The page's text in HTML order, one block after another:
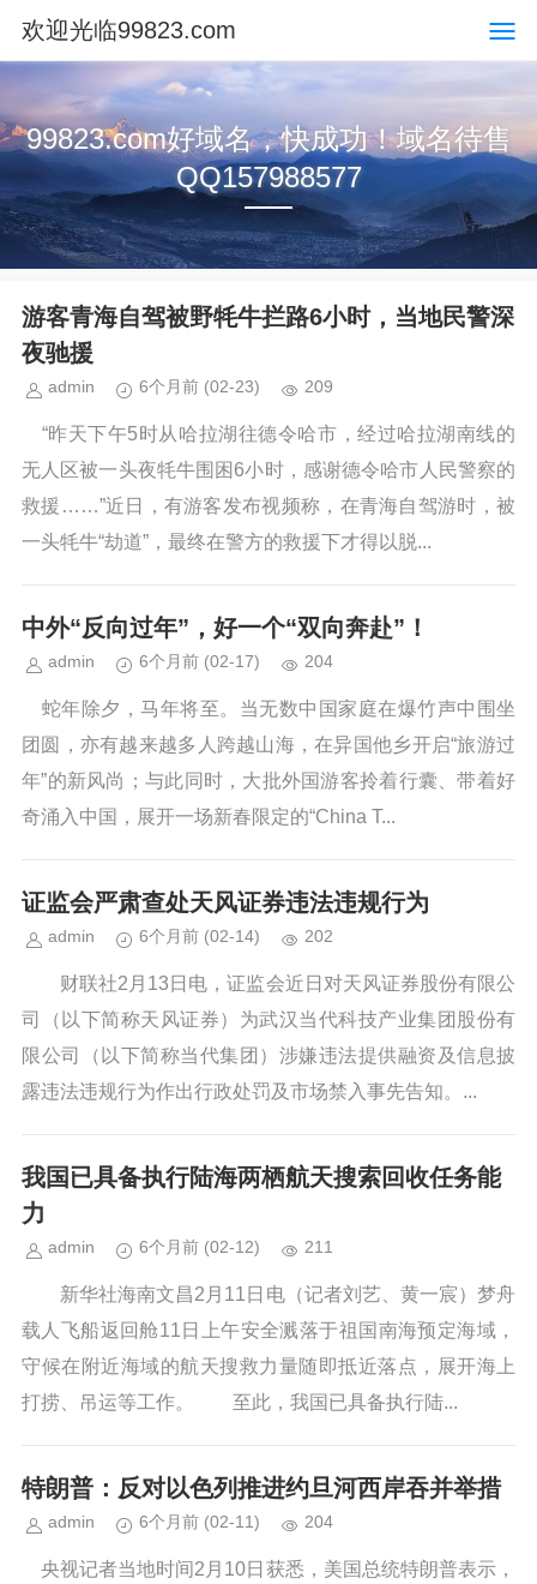
欢迎光临99823.com
99823.com好域名，快成功！域名待售
QQ157988577
游客青海自驾被野牦牛拦路6小时，当地民警深
夜驰援
admin 6个月前 (02-23) 209
“昨天下午5时从哈拉湖往德令哈市，经过哈拉湖南线的
无人区被一头夜牦牛围困6小时，感谢德令哈市人民警察的
救援……”近日，有游客发布视频称，在青海自驾游时，被
一头牦牛“劫道”，最终在警方的救援下才得以脱...
中外“反向过年”，好一个“双向奔赴”！
admin 6个月前 (02-17) 204
蛇年除夕，马年将至。当无数中国家庭在爆竹声中围坐
团圆，亦有越来越多人跨越山海，在异国他乡开启“旅游过
年”的新风尚；与此同时，大批外国游客拎着行囊、带着好
奇涌入中国，展开一场新春限定的“China T...
证监会严肃查处天风证券违法违规行为
admin 6个月前 (02-14) 202
财联社2月13日电，证监会近日对天风证券股份有限公
司（以下简称天风证券）为武汉当代科技产业集团股份有
限公司（以下简称当代集团）涉嫌违法提供融资及信息披
露违法违规行为作出行政处罚及市场禁入事先告知。...
我国已具备执行陆海两栖航天搜索回收任务能
力
admin 6个月前 (02-12) 211
新华社海南文昌2月11日电（记者刘艺、黄一宸）梦舟
载人飞船返回舱11日上午安全溅落于祖国南海预定海域，
守候在附近海域的航天搜救力量随即抵近落点，展开海上
打捞、吊运等工作。 至此，我国已具备执行陆...
特朗普：反对以色列推进约旦河西岸吞并举措
admin 6个月前 (02-11) 204
央视记者当地时间2月10日获悉，美国总统特朗普表示，